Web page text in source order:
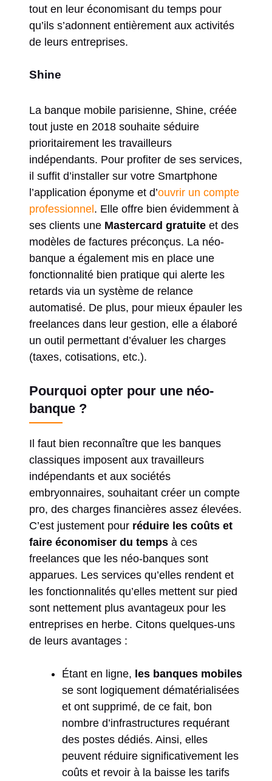
tout en leur économisant du temps pour
qu’ils s’adonnent entièrement aux activités
de leurs entreprises.
Shine
La banque mobile parisienne, Shine, créée
tout juste en 2018 souhaite séduire
prioritairement les travailleurs
indépendants. Pour profiter de ses services,
il suffit d’installer sur votre Smartphone
l’application éponyme et d’ouvrir un compte
professionnel . Elle offre bien évidemment à
ses clients une Mastercard gratuite et des
modèles de factures préconçus. La néo-
banque a également mis en place une
fonctionnalité bien pratique qui alerte les
retards via un système de relance
automatisé. De plus, pour mieux épauler les
freelances dans leur gestion, elle a élaboré
un outil permettant d’évaluer les charges
(taxes, cotisations, etc.).
Pourquoi opter pour une néo-
banque ?
Il faut bien reconnaître que les banques
classiques imposent aux travailleurs
indépendants et aux sociétés
embryonnaires, souhaitant créer un compte
pro, des charges financières assez élevées.
C’est justement pour réduire les coûts et
faire économiser du temps à ces
freelances que les néo-banques sont
apparues. Les services qu’elles rendent et
les fonctionnalités qu’elles mettent sur pied
sont nettement plus avantageux pour les
entreprises en herbe. Citons quelques-uns
de leurs avantages :
Étant en ligne, les banques mobiles
se sont logiquement dématérialisées
et ont supprimé, de ce fait, bon
nombre d’infrastructures requérant
des postes dédiés. Ainsi, elles
peuvent réduire significativement les
coûts et revoir à la baisse les tarifs